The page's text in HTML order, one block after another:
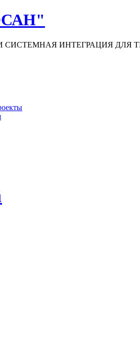
СИСТЕМНАЯ ИНТЕГРАЦИЯ ДЛЯ